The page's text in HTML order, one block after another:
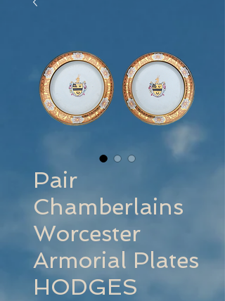
Pair
Chamberlains
Worcester
Armorial Plates
HODGES